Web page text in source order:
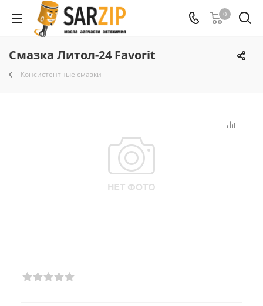
0
Смазка Литол-24 Favorit
Консистентные смазки